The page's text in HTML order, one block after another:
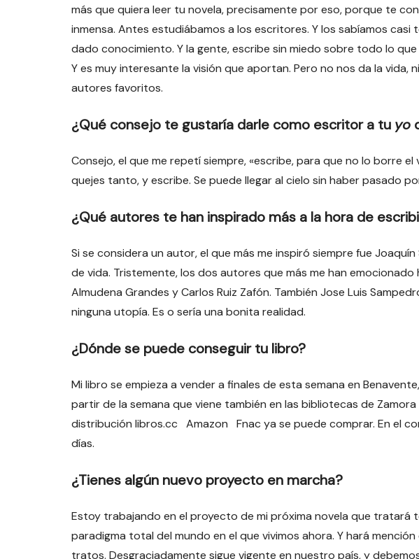
más que quiera leer tu novela, precisamente por eso, porque te
inmensa. Antes estudiábamos a los escritores. Y los sabíamos casi
dado conocimiento. Y la gente, escribe sin miedo sobre todo lo
Y es muy interesante la visión que aportan. Pero no nos da la vida,
autores favoritos.
¿Qué consejo te gustaría darle como escritor a tu yo
Consejo, el que me repetí siempre, «escribe, para que no lo borre el
quejes tanto, y escribe. Se puede llegar al cielo sin haber pasado
¿Qué autores te han inspirado más a la hora de
Si se considera un autor, el que más me inspiró siempre fue
de vida. Tristemente, los dos autores que más me han
Almudena Grandes y Carlos Ruiz Zafón. También Jose Luis
ninguna utopía. Es o sería una bonita realidad.
¿Dónde se puede conseguir tu libro?
Mi libro se empieza a vender a finales de esta semana en
partir de la semana que viene también en las bibliotecas de
distribución libros.cc Amazon Fnac ya se puede comprar. En el
días.
¿Tienes algún nuevo proyecto en marcha?
Estoy trabajando en el proyecto de mi próxima novela que tratará
paradigma total del mundo en el que vivimos ahora. Y hará
tratos. Desgraciadamente sigue vigente en nuestro país, y